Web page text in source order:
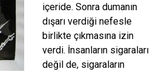
içeride. Sonra dumanın
dışarı verdiği nefesle
birlikte çıkmasına izin
verdi. İnsanların sigaraları
değil de, sigaraların